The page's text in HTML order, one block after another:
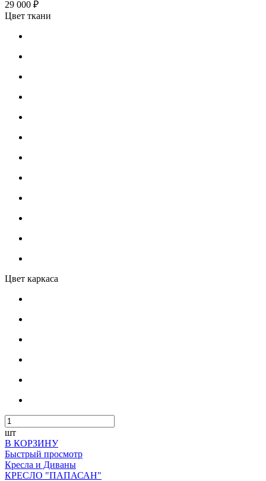
29 000 ₽
Цвет ткани
Цвет каркаса
шт
В КОРЗИНУ
Быстрый просмотр
Кресла и Диваны
КРЕСЛО "ПАПАСАН"